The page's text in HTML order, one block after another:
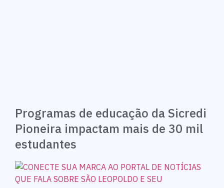
Programas de educação da Sicredi
Pioneira impactam mais de 30 mil
estudantes